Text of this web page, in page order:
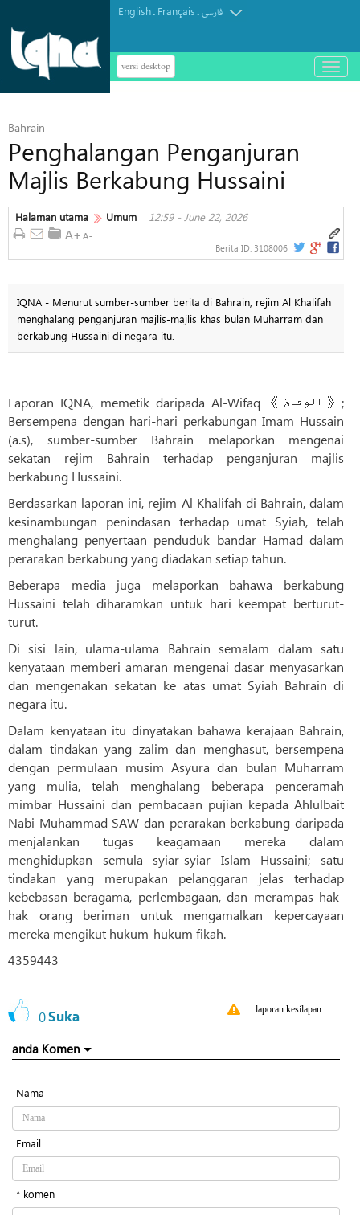
English. Français.فارسی
versi desktop
باز
و
Bahrain
Penghalangan Penganjuran
Majlis Berkabung Hussaini
Halaman utama Umum 12:59 - June 22, 2026
Berita ID: 3108006
IQNA - Menurut sumber-sumber berita di Bahrain, rejim Al Khalifah
menghalang penganjuran majlis-majlis khas bulan Muharram dan
berkabung Hussaini di negara itu.
Laporan IQNA, memetik daripada Al-Wifaq 《الوفاق》;
Bersempena dengan hari-hari perkabungan Imam Hussain
(a.s), sumber-sumber Bahrain melaporkan mengenai
sekatan rejim Bahrain terhadap penganjuran majlis
berkabung Hussaini.
Berdasarkan laporan ini, rejim Al Khalifah di Bahrain, dalam
kesinambungan penindasan terhadap umat Syiah, telah
menghalang penyertaan penduduk bandar Hamad dalam
perarakan berkabung yang diadakan setiap tahun.
Beberapa media juga melaporkan bahawa berkabung
Hussaini telah diharamkan untuk hari keempat berturut-
turut.
Di sisi lain, ulama-ulama Bahrain semalam dalam satu
kenyataan memberi amaran mengenai dasar menyasarkan
dan mengenakan sekatan ke atas umat Syiah Bahrain di
negara itu.
Dalam kenyataan itu dinyatakan bahawa kerajaan Bahrain,
dalam tindakan yang zalim dan menghasut, bersempena
dengan permulaan musim Asyura dan bulan Muharram
yang mulia, telah menghalang beberapa penceramah
mimbar Hussaini dan pembacaan pujian kepada Ahlulbait
Nabi Muhammad SAW dan perarakan berkabung daripada
menjalankan tugas keagamaan mereka dalam
menghidupkan semula syiar-syiar Islam Hussaini; satu
tindakan yang merupakan pelanggaran jelas terhadap
kebebasan beragama, perlembagaan, dan merampas hak-
hak orang beriman untuk mengamalkan kepercayaan
mereka mengikut hukum-hukum fikah.
4359443
0Suka laporan kesilapan
anda Komen
Nama
Email
* komen